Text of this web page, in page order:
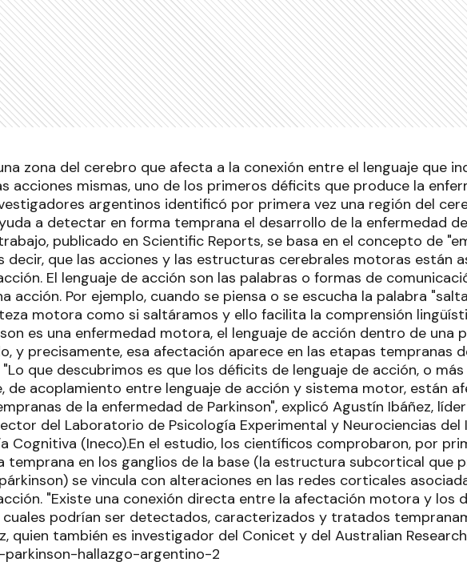
zona del cerebro que afecta a la conexión entre el lenguaje que
acciones mismas, uno de los primeros déficits que produce la
argentinos identificó por primera vez una región del
a detectar en forma temprana el desarrollo de la enfermedad de
publicado en Scientific Reports, se basa en el concepto de
decir, que las acciones y las estructuras cerebrales motoras están
El lenguaje de acción son las palabras o formas de
acción. Por ejemplo, cuando se piensa o se escucha la palabra
motora como si saltáramos y ello facilita la comprensión
es una enfermedad motora, el lenguaje de acción dentro de una
y precisamente, esa afectación aparece en las etapas tempranas
que descubrimos es que los déficits de lenguaje de acción, o más
de acoplamiento entre lenguaje de acción y sistema motor, están
de la enfermedad de Parkinson", explicó Agustín Ibáñez,
del Laboratorio de Psicología Experimental y Neurociencias
Cognitiva (Ineco).En el estudio, los científicos comprobaron, por
temprana en los ganglios de la base (la estructura subcortical que
se vincula con alteraciones en las redes corticales
"Existe una conexión directa entre la afectación motora y los
podrían ser detectados, caracterizados y tratados
quien también es investigador del Conicet y del Australian